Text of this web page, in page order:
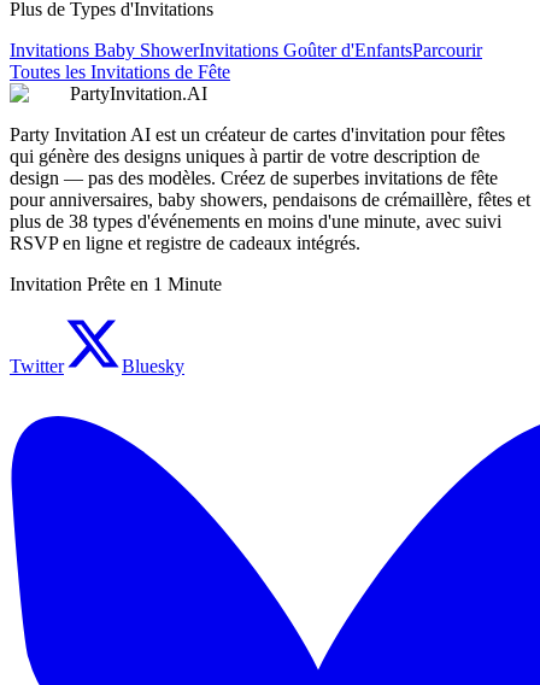
Plus de Types d'Invitations
Invitations Baby ShowerInvitations Goûter d'EnfantsParcourir
Toutes les Invitations de Fête
PartyInvitation.AI
Party Invitation AI est un créateur de cartes d'invitation pour fêtes
qui génère des designs uniques à partir de votre description de
design — pas des modèles. Créez de superbes invitations de fête
pour anniversaires, baby showers, pendaisons de crémaillère, fêtes et
plus de 38 types d'événements en moins d'une minute, avec suivi
RSVP en ligne et registre de cadeaux intégrés.
Invitation Prête en 1 Minute
Twitter Bluesky